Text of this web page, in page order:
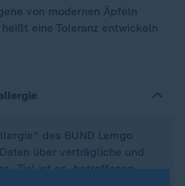
von modernen Äpfeln
eine Toleranz entwickeln
des BUND Lemgo
über verträgliche und
Ziel ist es, betroffenen